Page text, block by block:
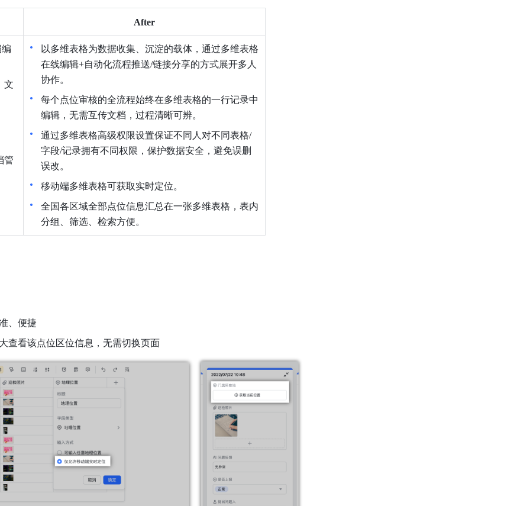
After
文
管
以多维表格为数据收集、沉淀的载体，通过多维表格
在线编辑+自动化流程推送/链接分享的方式展开多人
协作。
每个点位审核的全流程始终在多维表格的一行记录中
编辑，无需互传文档，过程清晰可辨。
通过多维表格高级权限设置保证不同人对不同表格/
字段/记录拥有不同权限，保护数据安全，避免误删
误改。
移动端多维表格可获取实时定位。
全国各区域全部点位信息汇总在一张多维表格，表内
分组、筛选、检索方便。
、便捷
查看该点位区位信息，无需切换页面